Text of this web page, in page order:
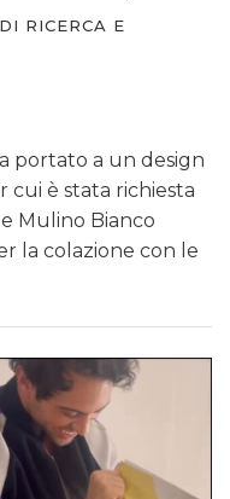
RICERCA E
portato a un design
cui è stata richiesta
Mulino Bianco
la colazione con le